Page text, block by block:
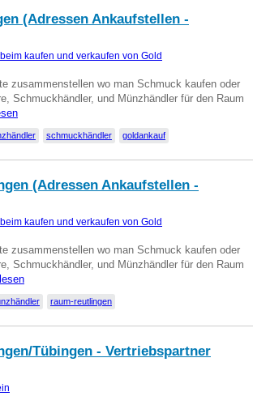
(Adressen Ankaufstellen -
kaufen und verkaufen von Gold
zusammenstellen wo man Schmuck kaufen oder
Schmuckhändler, und Münzhändler für den Raum
schmuckhändler goldankauf
(Adressen Ankaufstellen -
kaufen und verkaufen von Gold
zusammenstellen wo man Schmuck kaufen oder
Schmuckhändler, und Münzhändler für den Raum
raum-reutlingen
Tübingen - Vertriebspartner